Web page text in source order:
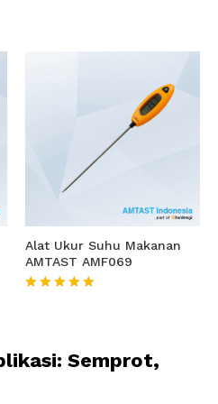
Alat Ukur Suhu Makanan
AMTAST AMF069
Semprot,